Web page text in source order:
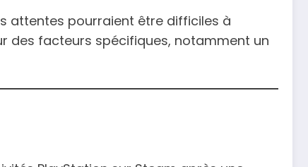
attentes pourraient être difficiles à
des facteurs spécifiques, notamment un